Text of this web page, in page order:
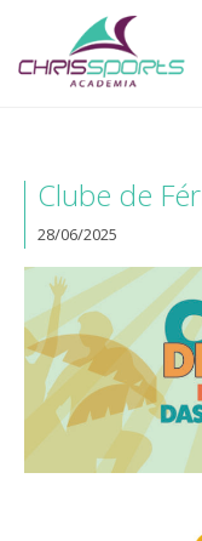
Clube de
28/06/2025